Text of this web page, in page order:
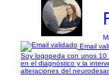
Email
Soy logopeda con unos 10
en el diagnóstico y la
alteraciones del